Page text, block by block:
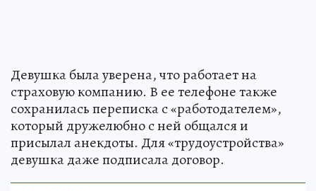
Девушка была уверена, что работает на
страховую компанию. В ее телефоне также
сохранилась переписка с «работодателем»,
который дружелюбно с ней общался и
присылал анекдоты. Для «трудоустройства»
девушка даже подписала договор.